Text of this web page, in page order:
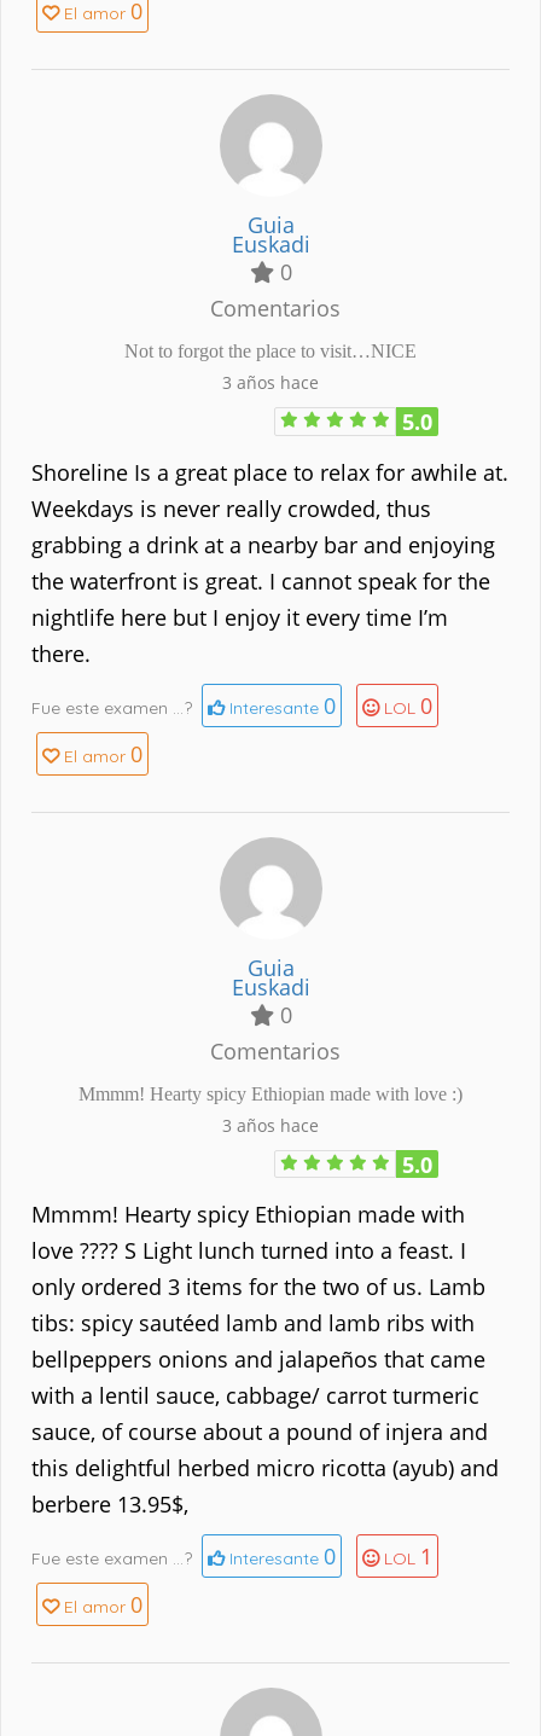
El amor 0
Guia
Euskadi
0
Comentarios
Not to forgot the place to visit…NICE
3 años hace
5.0
Shoreline Is a great place to relax for awhile at.
Weekdays is never really crowded, thus
grabbing a drink at a nearby bar and enjoying
the waterfront is great. I cannot speak for the
nightlife here but I enjoy it every time I’m
there.
Fue este examen ...? Interesante 0 LOL 0
El amor 0
Guia
Euskadi
0
Comentarios
Mmmm! Hearty spicy Ethiopian made with love :)
3 años hace
5.0
Mmmm! Hearty spicy Ethiopian made with
love ???? S Light lunch turned into a feast. I
only ordered 3 items for the two of us. Lamb
tibs: spicy sautéed lamb and lamb ribs with
bellpeppers onions and jalapeños that came
with a lentil sauce, cabbage/ carrot turmeric
sauce, of course about a pound of injera and
this delightful herbed micro ricotta (ayub) and
berbere 13.95$,
Fue este examen ...? Interesante 0 LOL 1
El amor 0